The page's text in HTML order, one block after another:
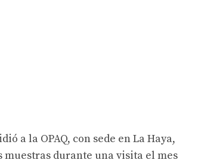
a la OPAQ, con sede en La Haya,
durante una visita el mes